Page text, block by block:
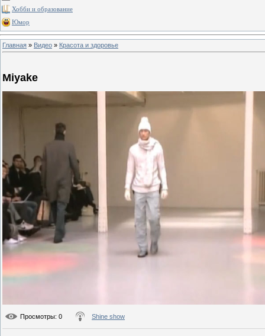
Хобби и образование
Юмор
Главная » Видео » Красота и здоровье
Miyake
Просмотры: 0 Shine show